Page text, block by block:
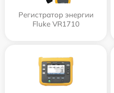
Регистратор энергии
Fluke VR1710